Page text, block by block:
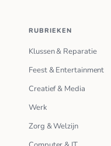
RUBRIEKEN
Klussen & Reparatie
Feest & Entertainment
Creatief & Media
Werk
Zorg & Welzijn